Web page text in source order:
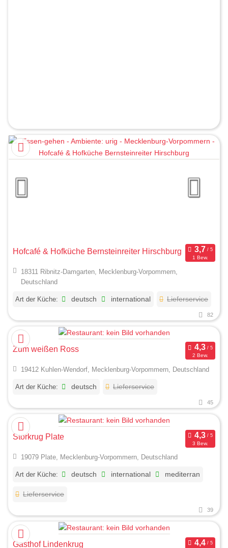
Hofcafé & Hofküche Bernsteinreiter Hirschburg
1 Bew.
18311 Ribnitz-Damgarten, Mecklenburg-Vorpommern,
Deutschland
Art der Küche: deutsch international Lieferservice
82
Zum weißen Ross
2 Bew.
19412 Kuhlen-Wendorf, Mecklenburg-Vorpommern, Deutschland
Art der Küche: deutsch Lieferservice
45
Störkrug Plate
3 Bew.
19079 Plate, Mecklenburg-Vorpommern, Deutschland
Art der Küche: deutsch international mediterran
Lieferservice
39
Gasthof Lindenkrug